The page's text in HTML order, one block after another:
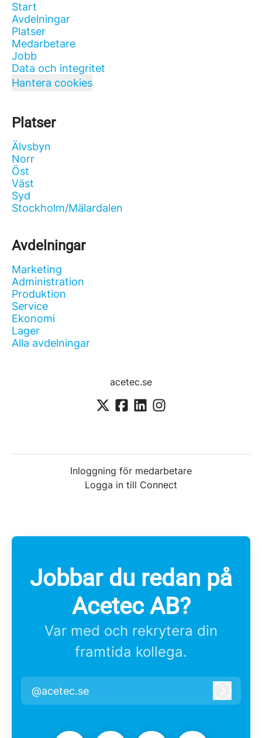
Start
Avdelningar
Platser
Medarbetare
Jobb
Data och integritet
Hantera cookies
Platser
Älvsbyn
Norr
Öst
Väst
Syd
Stockholm/Mälardalen
Avdelningar
Marketing
Administration
Produktion
Service
Ekonomi
Lager
Alla avdelningar
acetec.se
Inloggning för medarbetare
Logga in till Connect
Jobbar du redan på
Acetec AB?
Var med och rekrytera din
framtida kollega.
@acetec.se